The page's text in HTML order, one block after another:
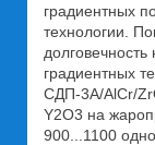
градиентных
технологии.
градиентных
СДП-3А/AlCr/
Y2O3 на
900...1100